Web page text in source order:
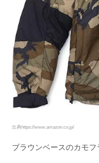
出典https://www.amazon.co.jp/
ブラウンベースのカモフ